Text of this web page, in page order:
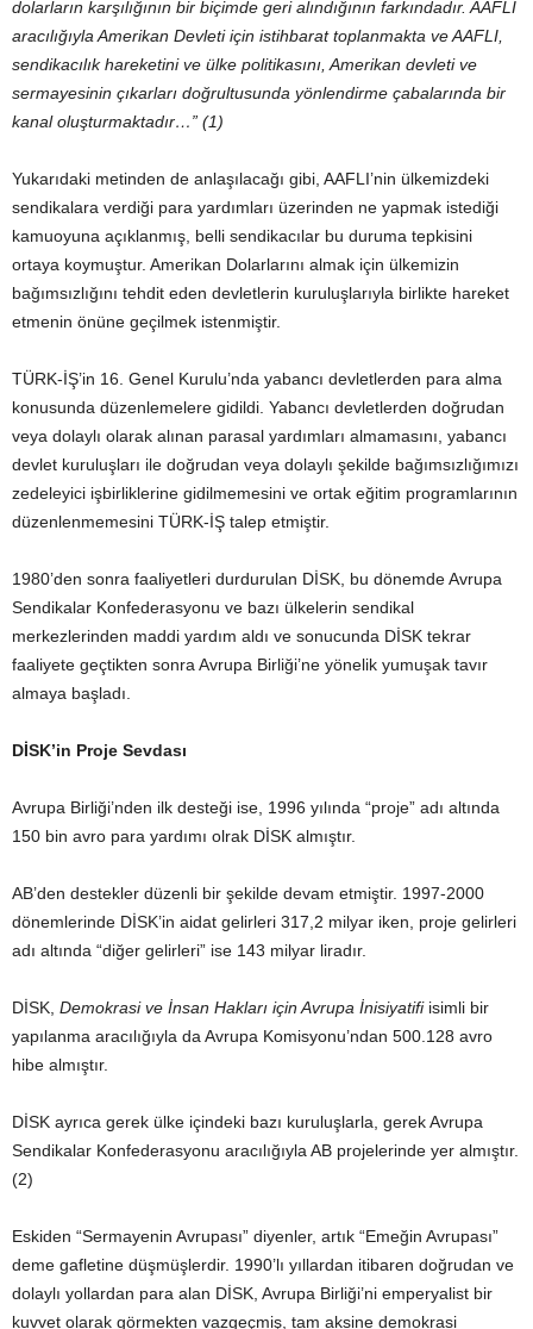
dolarların karşılığının bir biçimde geri alındığının farkındadır. AAFLI
aracılığıyla Amerikan Devleti için istihbarat toplanmakta ve AAFLI,
sendikacılık hareketini ve ülke politikasını, Amerikan devleti ve
sermayesinin çıkarları doğrultusunda yönlendirme çabalarında bir
kanal oluşturmaktadır…” (1)
Yukarıdaki metinden de anlaşılacağı gibi, AAFLI’nin ülkemizdeki
sendikalara verdiği para yardımları üzerinden ne yapmak istediği
kamuoyuna açıklanmış, belli sendikacılar bu duruma tepkisini
ortaya koymuştur. Amerikan Dolarlarını almak için ülkemizin
bağımsızlığını tehdit eden devletlerin kuruluşlarıyla birlikte hareket
etmenin önüne geçilmek istenmiştir.
TÜRK-İŞ’in 16. Genel Kurulu’nda yabancı devletlerden para alma
konusunda düzenlemelere gidildi. Yabancı devletlerden doğrudan
veya dolaylı olarak alınan parasal yardımları almamasını, yabancı
devlet kuruluşları ile doğrudan veya dolaylı şekilde bağımsızlığımızı
zedeleyici işbirliklerine gidilmemesini ve ortak eğitim programlarının
düzenlenmemesini TÜRK-İŞ talep etmiştir.
1980’den sonra faaliyetleri durdurulan DİSK, bu dönemde Avrupa
Sendikalar Konfederasyonu ve bazı ülkelerin sendikal
merkezlerinden maddi yardım aldı ve sonucunda DİSK tekrar
faaliyete geçtikten sonra Avrupa Birliği’ne yönelik yumuşak tavır
almaya başladı.
DİSK’in Proje Sevdası
Avrupa Birliği’nden ilk desteği ise, 1996 yılında “proje” adı altında
150 bin avro para yardımı olrak DİSK almıştır.
AB’den destekler düzenli bir şekilde devam etmiştir. 1997-2000
dönemlerinde DİSK’in aidat gelirleri 317,2 milyar iken, proje gelirleri
adı altında “diğer gelirleri” ise 143 milyar liradır.
DİSK, Demokrasi ve İnsan Hakları için Avrupa İnisiyatifi isimli bir
yapılanma aracılığıyla da Avrupa Komisyonu’ndan 500.128 avro
hibe almıştır.
DİSK ayrıca gerek ülke içindeki bazı kuruluşlarla, gerek Avrupa
Sendikalar Konfederasyonu aracılığıyla AB projelerinde yer almıştır.
(2)
Eskiden “Sermayenin Avrupası” diyenler, artık “Emeğin Avrupası”
deme gafletine düşmüşlerdir. 1990’lı yıllardan itibaren doğrudan ve
dolaylı yollardan para alan DİSK, Avrupa Birliği’ni emperyalist bir
kuvvet olarak görmekten vazgeçmiş, tam aksine demokrasi